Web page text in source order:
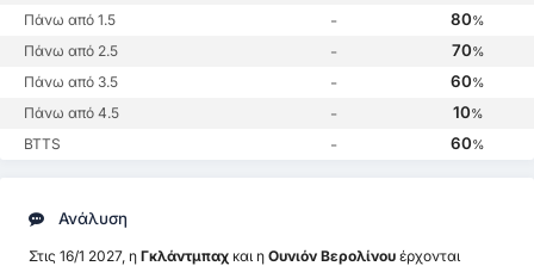
Πάνω από 1.5 - 80%
Πάνω από 2.5 - 70%
Πάνω από 3.5 - 60%
Πάνω από 4.5 - 10%
BTTS - 60%
Ανάλυση
Στις 16/1 2027, η Γκλάντμπαχ και η Ουνιόν Βερολίνου έρχονται